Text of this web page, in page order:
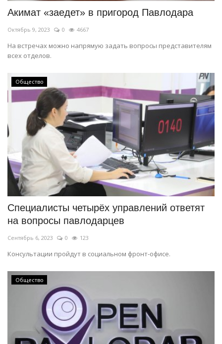
Акимат «заедет» в пригород Павлодара
Октябрь 9, 2023 0 4667
На встречах можно напрямую задать вопросы представителям
всех отделов.
Общество
Специалисты четырёх управлений ответят
на вопросы павлодарцев
Сентябрь 6, 2023 0 123
Консультации пройдут в социальном фронт-офисе.
Общество